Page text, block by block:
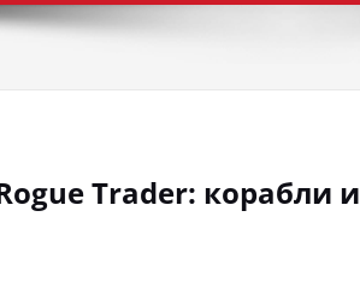
Trader: корабли и